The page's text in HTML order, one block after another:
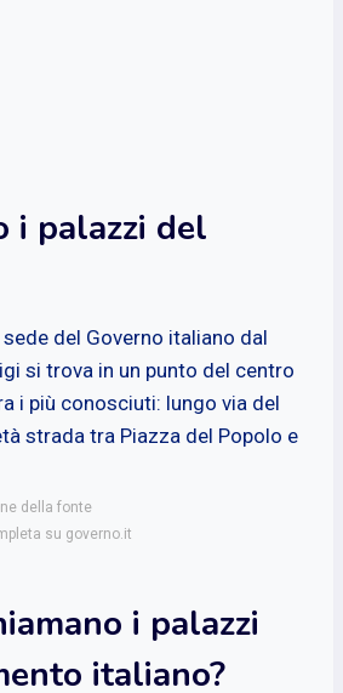
i palazzi del
del Governo italiano dal
si trova in un punto del centro
i più conosciuti: lungo via del
strada tra Piazza del Popolo e
della fonte
su governo.it
i palazzi
italiano?